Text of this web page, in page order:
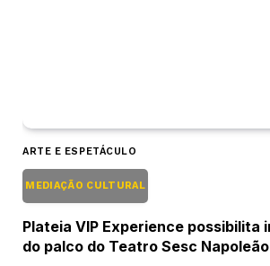
ARTE E ESPETÁCULO
MEDIAÇÃO CULTURAL
Plateia VIP Experience possibilita
do palco do Teatro Sesc